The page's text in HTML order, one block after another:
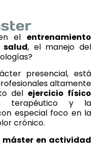
el entrenamiento
, el manejo del
presencial, está
altamente
del ejercicio físico
terapéutico y la
especial foco en la
crónico.
máster en actividad